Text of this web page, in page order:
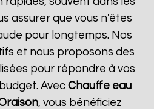
assurer que vous n'êtes
pour longtemps. Nos
et nous proposons des
pour répondre à vos
AvecChauffe eau
, vous bénéficiez